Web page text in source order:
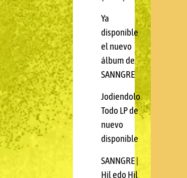
Ya
disponible
el nuevo
álbum de
SANNGRE
Jodiendolo
Todo LP de
nuevo
disponible
SANNGRE |
Hil edo Hil